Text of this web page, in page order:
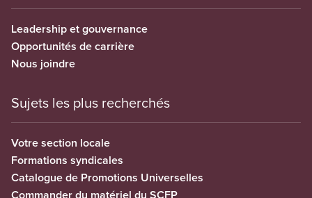
Leadership et gouvernance
Opportunités de carrière
Nous joindre
Sujets les plus recherchés
Votre section locale
Formations syndicales
Catalogue de Promotions Universelles